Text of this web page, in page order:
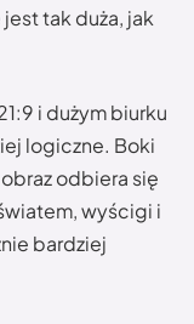
tak duża, jak
i dużym biurku
logiczne. Boki
odbiera się
wyścigi i
bardziej